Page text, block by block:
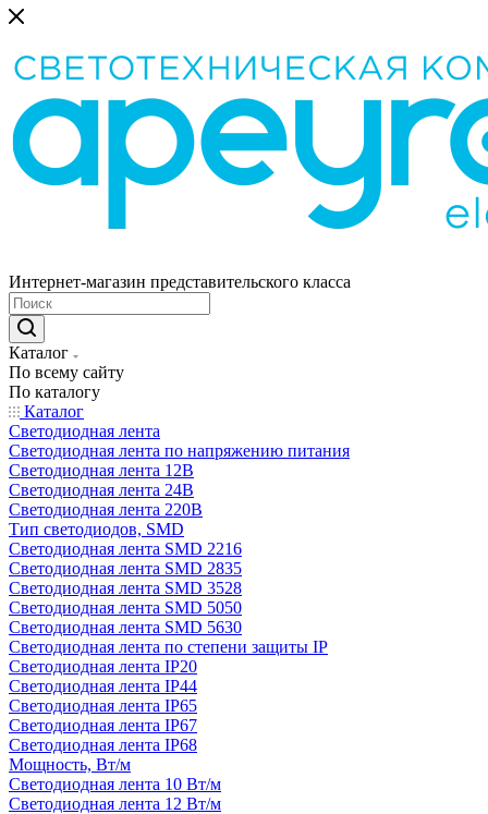
Интернет-магазин представительского класса
Каталог
По всему сайту
По каталогу
Каталог
Светодиодная лента
Светодиодная лента по напряжению питания
Светодиодная лента 12В
Светодиодная лента 24В
Светодиодная лента 220В
Тип светодиодов, SMD
Cветодиодная лента SMD 2216
Светодиодная лента SMD 2835
Светодиодная лента SMD 3528
Светодиодная лента SMD 5050
Светодиодная лента SMD 5630
Светодиодная лента по степени защиты IP
Светодиодная лента IP20
Светодиодная лента IP44
Светодиодная лента IP65
Светодиодная лента IP67
Светодиодная лента IP68
Мощность, Вт/м
Светодиодная лента 10 Вт/м
Светодиодная лента 12 Вт/м